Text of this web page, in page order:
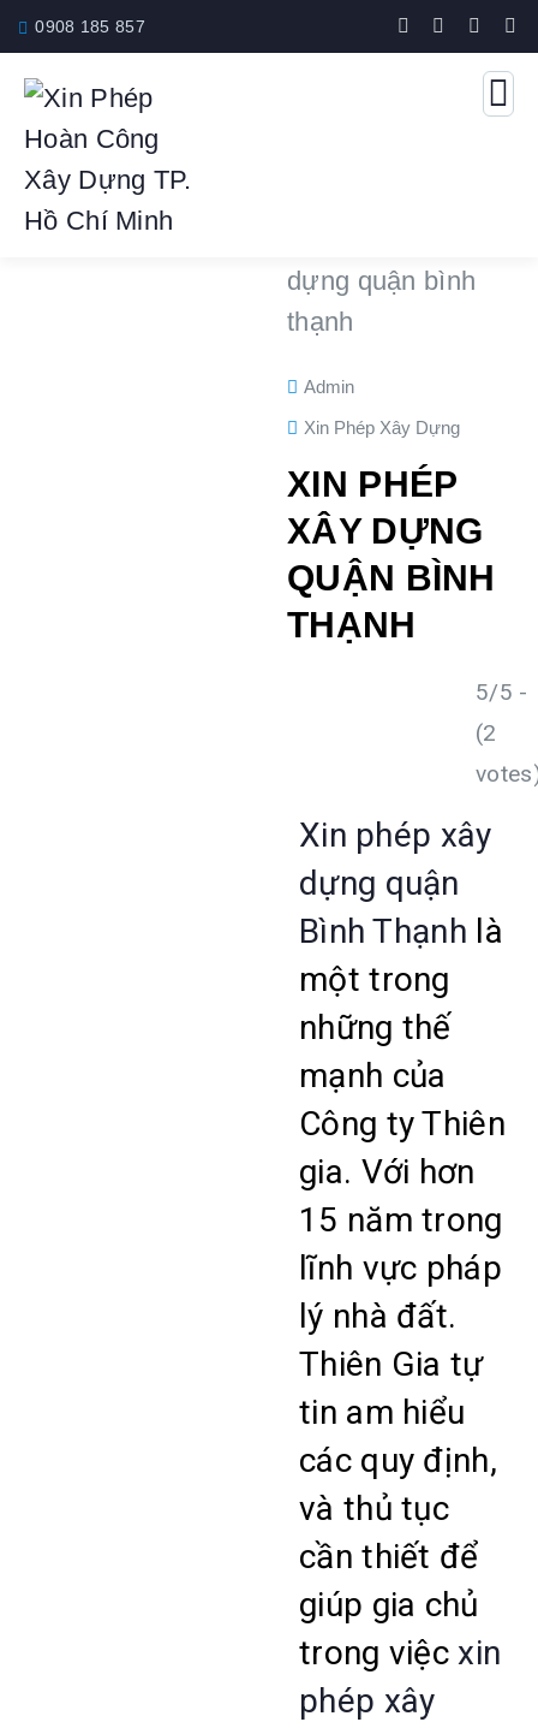
0908 185 857
Admin
Xin Phép Xây Dựng
XIN PHÉP
XÂY DỰNG
QUẬN BÌNH
THẠNH
5/5 -
(2
Xin phép xây
dựng quận
Bình Thạnh là
một trong
những thế
mạnh của
Công ty Thiên
gia. Với hơn
15 năm trong
lĩnh vực pháp
lý nhà đất.
Thiên Gia tự
tin am hiểu
các quy định,
và thủ tục
cần thiết để
giúp gia chủ
trong việcxin
phép xây